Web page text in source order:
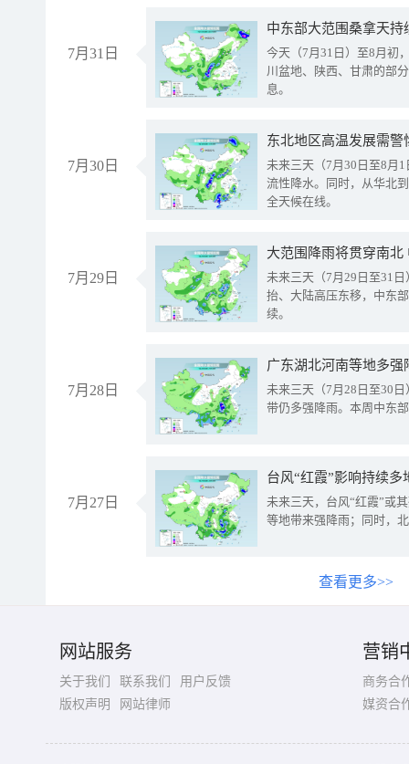
7月31日
中东部大范围桑拿天
今天（7月31日）至8月初
川盆地、陕西、甘肃的部
息。
7月30日
东北地区高温发展需
未来三天（7月30日至8月
流性降水。同时，从华北
全天候在线。
7月29日
大范围降雨将贯穿南
未来三天（7月29日至31
抬、大陆高压东移，中东
续。
7月28日
广东湖北河南等地多
未来三天（7月28日至30
带仍多强降雨。本周中东
7月27日
台风“红霞”影响持续
未来三天，台风“红霞”或
等地带来强降雨；同时，
查看更多>>
网站服务
关于我们 联系我们
用户反馈
版权声明
网站律师
营销
商务合
媒资合